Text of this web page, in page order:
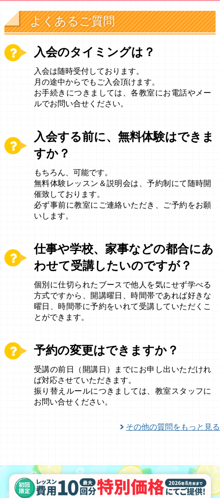
よくあるご質問
入会のタイミングは？
入会は随時受付しております。
月の途中からでもご入会頂けます。
お手続きにつきましては、各教室にお電話やメー
ルでお問い合せください。
入会する前に、無料体験はできま
すか？
もちろん、可能です。
無料体験レッスン＆説明会は、予約制にて随時開
催致しております。
必ず事前に教室にご連絡いただき、ご予約をお願
いします。
仕事や学校、家事などの都合にあ
わせて受講したいのですが？
個別に仕切られたブースで他人を気にせず学べる
方式ですから、開講曜日、時間帯であれば好きな
曜日、時間帯に予約をいれて受講していただくこ
とができます。
予約の変更はできますか？
受講の前日（開講日）までにお申し出いただけれ
ば対応させていただきます。
振り替えルールにつきましては、教室スタッフに
お問い合せください。
その他の質問をもっと見る